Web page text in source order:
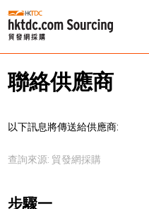
聯絡供應商
以下訊息將傳送給供應商:
查詢來源: 貿發網採購
步驟一